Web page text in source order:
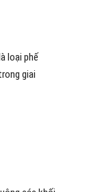
loại phế
giai